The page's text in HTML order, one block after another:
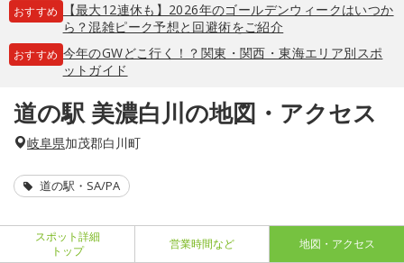
おすすめ
【最大12連休も】2026年のゴールデンウィークはいつか
ら？混雑ピーク予想と回避術をご紹介
おすすめ 今年のGWどこ行く！？関東・関西・東海エリア別スポ
ットガイド
道の駅 美濃白川の地図・アクセス
岐阜県加茂郡白川町
道の駅・SA/PA
スポット詳細
トップ
営業時間など 地図・アクセス